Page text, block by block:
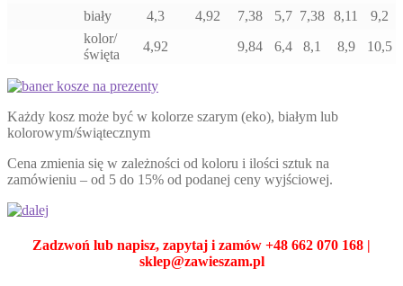
biały
4,3 4,92 7,38 5,7 7,38 8,11
9,2
kolor/
święta
4,92 9,84 6,4 8,1 8,9 10,5
Każdy kosz może być w kolorze szarym (eko), białym lub
kolorowym/świątecznym
Cena zmienia się w zależności od koloru i ilości sztuk na
zamówieniu – od 5 do 15% od podanej ceny wyjściowej.
Zadzwoń lub napisz, zapytaj i zamów +48 662 070 168 |
sklep@zawieszam.pl